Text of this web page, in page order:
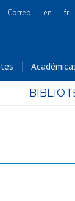
Cs. Forestales y
Cs.
Correo en fr